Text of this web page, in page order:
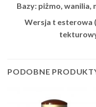
Bazy: piżmo,
Wersja t esterowa
PODOBNE